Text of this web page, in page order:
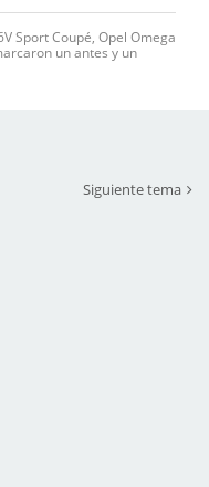
Sport Coupé, Opel Omega
un antes y un
Siguiente tema